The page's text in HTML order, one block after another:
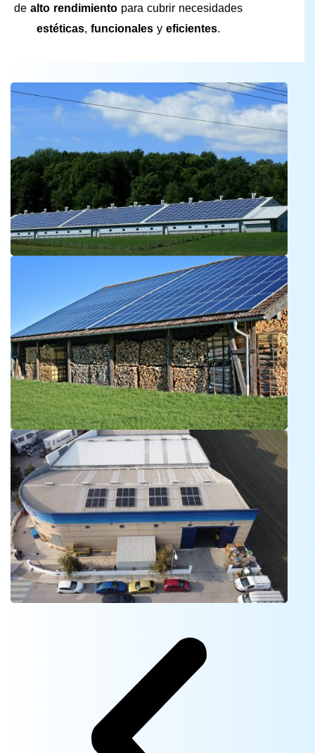
de alto rendimientopara cubrir necesidades
estéticas, funcionalesy eficientes.